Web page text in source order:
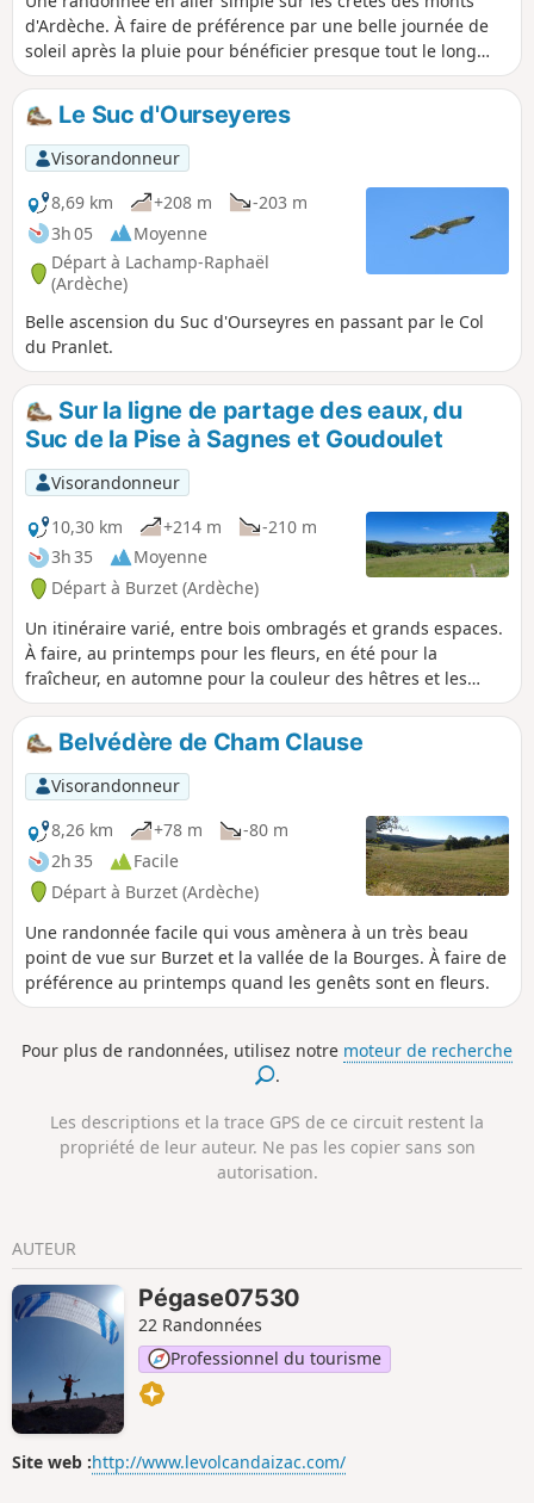
d'Ardèche. À faire de préférence par une belle journée de
soleil après la pluie pour bénéficier presque tout le long
d'une vue superbe sur toutes les Alpes, du Mont Blanc au
Ventoux.Le Suc d'Ourseyeres
Visorandonneur
8,69 km
+208 m
-203 m
3h 05
Moyenne
Départ à Lachamp-Raphaël
(Ardèche)
Belle ascension du Suc d'Ourseyres en passant par le Col
du Pranlet.
Sur la ligne de partage des eaux, du
Suc de la Pise à Sagnes et Goudoulet
Visorandonneur
10,30 km
+214 m
-210 m
3h 35
Moyenne
Départ à Burzet (Ardèche)
Un itinéraire varié, entre bois ombragés et grands espaces.
À faire, au printemps pour les fleurs, en été pour la
fraîcheur, en automne pour la couleur des hêtres et les
champignons. Chemins faciles et balisés, presque tout le
long, mais attention, un gué au niveau de La Cabanette
peut être délicat à franchir, s'il y a beaucoup d'eau.
Belvédère de Cham Clause
Visorandonneur
8,26 km
+78 m
-80 m
2h 35
Facile
Départ à Burzet (Ardèche)
Une randonnée facile qui vous amènera à un très beau
point de vue sur Burzet et la vallée de la Bourges. À faire de
préférence au printemps quand les genêts sont en fleurs.
Pour plus de randonnées, utilisez notre moteur de recherche
.
Les descriptions et la trace GPS de ce circuit restent la
propriété de leur auteur. Ne pas les copier sans son
autorisation.
AUTEUR
Pégase07530
22 Randonnées
Professionnel du tourisme
Site web :http://www.levolcandaizac.com/